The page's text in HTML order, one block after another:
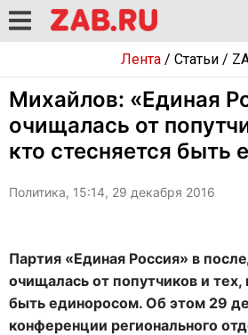
Лента/ Статьи/
Михайлов: «Единая
очищалась от
кто стесняется быть
Политика, 15:14, 29 декабря 2016
Партия «Единая Россия» в
очищалась от попутчиков и тех,
быть единоросом. Об этом 29
конференции регионального